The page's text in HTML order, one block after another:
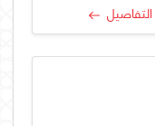
التفاصيل